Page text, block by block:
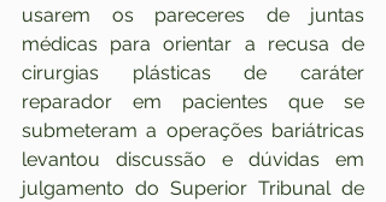
usarem os pareceres de juntas
médicas para orientar a recusa de
cirurgias plásticas de caráter
reparador em pacientes que se
submeteram a operações bariátricas
levantou discussão e dúvidas em
julgamento do Superior Tribunal de